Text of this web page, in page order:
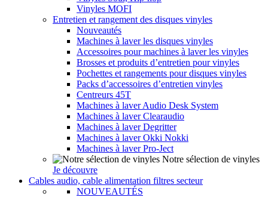
Vinyles MOFI
Entretien et rangement des disques vinyles
Nouveautés
Machines à laver les disques vinyles
Accessoires pour machines à laver les vinyles
Brosses et produits d’entretien pour vinyles
Pochettes et rangements pour disques vinyles
Packs d’accessoires d’entretien vinyles
Centreurs 45T
Machines à laver Audio Desk System
Machines à laver Clearaudio
Machines à laver Degritter
Machines à laver Okki Nokki
Machines à laver Pro-Ject
Notre sélection de vinyles
Je découvre
Cables audio, cable alimentation filtres secteur
NOUVEAUTÉS